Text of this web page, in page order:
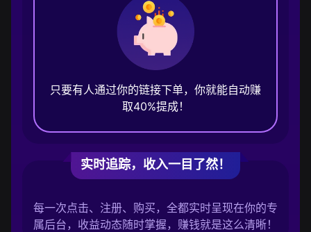
只要有人通过你的链接下单，你就能自动赚
取40%提成！
实时追踪，收入一目了然！
每一次点击、注册、购买，全都实时呈现在你的专
属后台，收益动态随时掌握，赚钱就是这么清晰！